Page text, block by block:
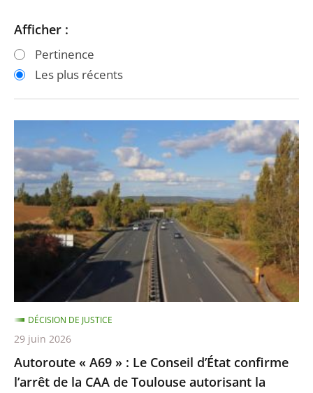
Passer
les
filtres
Passer
les
filtres
Afficher :
Pertinence
Les plus récents
«
A69
»
:
Le
Conseil
confirme
l’arrêt
de
la
CAA
de
Autoroute « A69 » : Le Conseil d’État confirme
l’arrêt de la CAA de Toulouse autorisant la
DÉCISION DE JUSTICE
29 juin 2026